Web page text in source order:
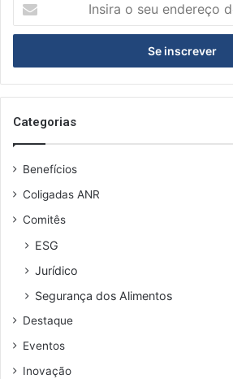
seu
de
email
Categorias
Benefícios
Coligadas ANR
Comitês
ESG
Jurídico
Segurança dos Alimentos
Destaque
Eventos
Inovação